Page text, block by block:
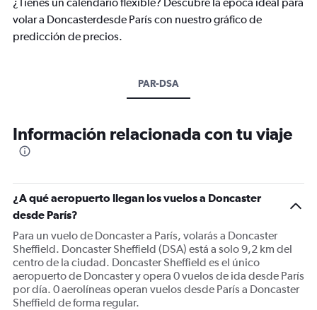
volar a Doncasterdesde París con nuestro gráfico de
predicción de precios.
PAR-DSA
Información relacionada con tu viaje
¿A qué aeropuerto llegan los vuelos a Doncaster
desde París?
Para un vuelo de Doncaster a París, volarás a Doncaster
Sheffield. Doncaster Sheffield (DSA) está a solo 9,2 km del
centro de la ciudad. Doncaster Sheffield es el único
aeropuerto de Doncaster y opera 0 vuelos de ida desde París
por día. 0 aerolíneas operan vuelos desde París a Doncaster
Sheffield de forma regular.